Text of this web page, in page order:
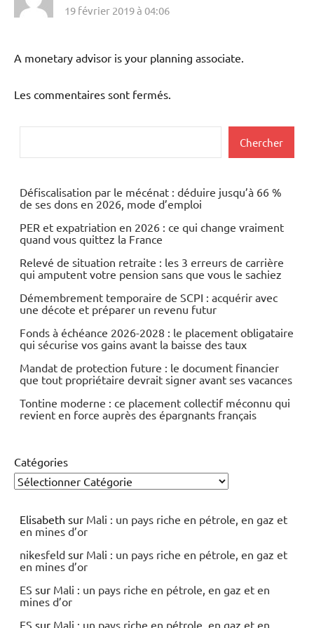
19 février 2019 à 04:06
A monetary advisor is your planning associate.
Les commentaires sont fermés.
Chercher
Défiscalisation par le mécénat : déduire jusqu’à 66 %
de ses dons en 2026, mode d’emploi
PER et expatriation en 2026 : ce qui change vraiment
quand vous quittez la France
Relevé de situation retraite : les 3 erreurs de carrière
qui amputent votre pension sans que vous le sachiez
Démembrement temporaire de SCPI : acquérir avec
une décote et préparer un revenu futur
Fonds à échéance 2026-2028 : le placement obligataire
qui sécurise vos gains avant la baisse des taux
Mandat de protection future : le document financier
que tout propriétaire devrait signer avant ses vacances
Tontine moderne : ce placement collectif méconnu qui
revient en force auprès des épargnants français
Catégories
Elisabeth sur Mali : un pays riche en pétrole, en gaz et
en mines d’or
nikesfeld sur Mali : un pays riche en pétrole, en gaz et
en mines d’or
ES sur Mali : un pays riche en pétrole, en gaz et en
mines d’or
ES sur Mali : un pays riche en pétrole, en gaz et en